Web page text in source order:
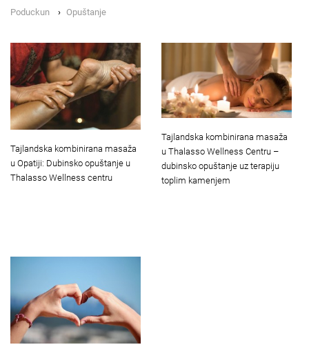
Poduckun Opuštanje
Tajlandska kombinirana masaža
u Opatiji: Dubinsko opuštanje u
Thalasso Wellness centru
Tajlandska kombinirana masaža
u Thalasso Wellness Centru –
dubinsko opuštanje uz terapiju
toplim kamenjem